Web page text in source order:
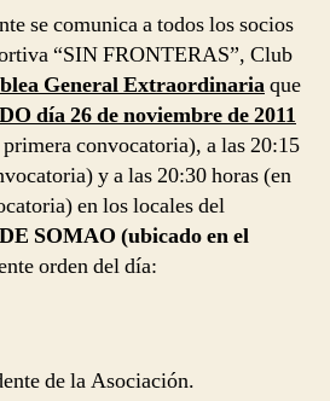
General
de
Socios
2011
se comunica a todos los socios
“SIN FRONTERAS”, Club
General Extraordinariaque
día 26 de noviembre de 2011
convocatoria), a las 20:15
y a las 20:30 horas (en
en los locales del
SOMAO (ubicado en el
orden del día:
de la Asociación.